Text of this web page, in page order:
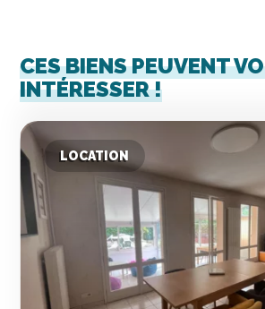
CES BIENS PEUVENT
INTÉRESSER !
LOCATION